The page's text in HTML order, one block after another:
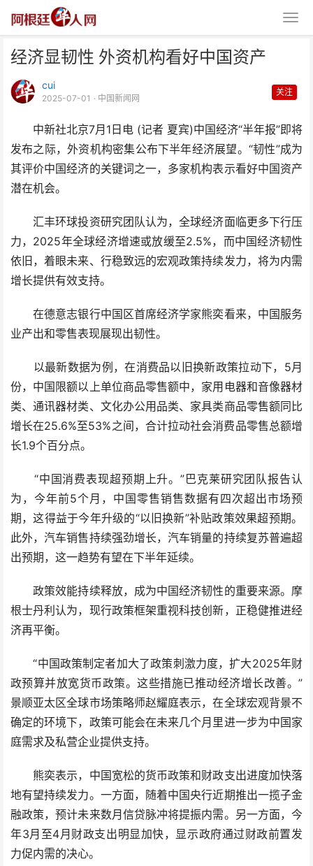
经济显韧性 外资机构看好中国资产
cui
2025-07-01 · 中国新闻网
关注
中新社北京7月1日电 (记者 夏宾)中国经济“半年报”即将
发布之际，外资机构密集公布下半年经济展望。“韧性”成为
其评价中国经济的关键词之一，多家机构表示看好中国资产
潜在机会。
汇丰环球投资研究团队认为，全球经济面临更多下行压
力，2025年全球经济增速或放缓至2.5%，而中国经济韧性
依旧，着眼未来、行稳致远的宏观政策持续发力，将为内需
增长提供有效支持。
在德意志银行中国区首席经济学家熊奕看来，中国服务
业产出和零售表现展现出韧性。
以最新数据为例，在消费品以旧换新政策拉动下，5月
份，中国限额以上单位商品零售额中，家用电器和音像器材
类、通讯器材类、文化办公用品类、家具类商品零售额同比
增长在25.6%至53%之间，合计拉动社会消费品零售总额增
长1.9个百分点。
“中国消费表现超预期上升。”巴克莱研究团队报告认
为，今年前5个月，中国零售销售数据有四次超出市场预
期，这得益于今年升级的“以旧换新”补贴政策效果超预期。
此外，汽车销售持续强劲增长，汽车销量的持续复苏普遍超
出预期，这一趋势有望在下半年延续。
政策效能持续释放，成为中国经济韧性的重要来源。摩
根士丹利认为，现行政策框架重视科技创新，正稳健推进经
济再平衡。
“中国政策制定者加大了政策刺激力度，扩大2025年财
政预算并放宽货币政策。这些措施已推动经济增长改善。”
景顺亚太区全球市场策略师赵耀庭表示，在全球宏观背景不
确定的环境下，政策可能会在未来几个月里进一步为中国家
庭需求及私营企业提供支持。
熊奕表示，中国宽松的货币政策和财政支出进度加快落
地有望持续发力。一方面，随着中国央行近期推出一揽子金
融政策，预计未来数月信贷脉冲将提振内需。另一方面，今
年3月至4月财政支出明显加快，显示政府通过财政前置发
力促内需的决心。
经济显韧性 外资机构看好中国资
产